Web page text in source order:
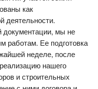
как
деятельности.
документации, мы не
работам. Ее подготовка
неделе, после
нашего
и строительных